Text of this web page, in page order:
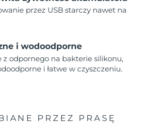
przez USB starczy nawet na
i wodoodporne
z odpornego na bakterie silikonu,
i łatwe w czyszczeniu.
PRZEZ PRASĘ